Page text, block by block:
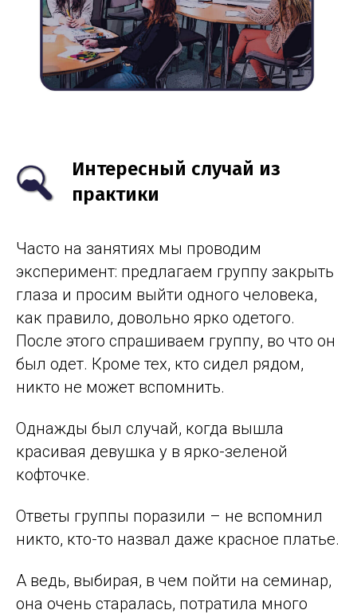
Интересный случай из
практики
Часто на занятиях мы проводим
эксперимент: предлагаем группу закрыть
глаза и просим выйти одного человека,
как правило, довольно ярко одетого.
После этого спрашиваем группу, во что он
был одет. Кроме тех, кто сидел рядом,
никто не может вспомнить.
Однажды был случай, когда вышла
красивая девушка у в ярко-зеленой
кофточке.
Ответы группы поразили – не вспомнил
никто, кто-то назвал даже красное платье.
А ведь, выбирая, в чем пойти на семинар,
она очень старалась, потратила много